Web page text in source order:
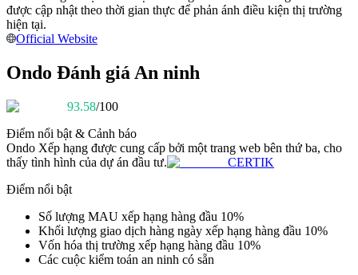
Tận hưởng chia sẻ lợi nhuận và hoa hồng giao dịch sao chép
Phân tích dữ liệu lớn bao gồm thông tin giao dịch, v.v.
được cập nhật theo thời gian thực để phản ánh điều kiện thị trường
hiện tại.
Official Website
Ondo Đánh giá An ninh
93.58/100
Điểm nổi bật & Cảnh báo
Ondo Xếp hạng được cung cấp bởi một trang web bên thứ ba, cho
thấy tình hình của dự án đầu tư.
CERTIK
Điểm nổi bật
Số lượng MAU xếp hạng hàng đầu 10%
Khối lượng giao dịch hàng ngày xếp hạng hàng đầu 10%
Vốn hóa thị trường xếp hạng hàng đầu 10%
Các cuộc kiểm toán an ninh có sẵn